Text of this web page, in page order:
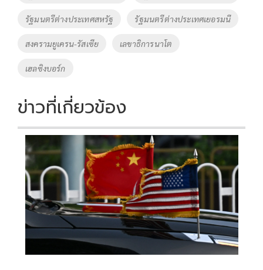
รัฐมนตรีต่างประเทศสหรัฐ รัฐมนตรีต่างประเทศเยอรมนี
สงครามยูเครน-รัสเซีย เลขาธิการนาโต
เฮลซิงบอร์ก
ข่าวที่เกี่ยวข้อง